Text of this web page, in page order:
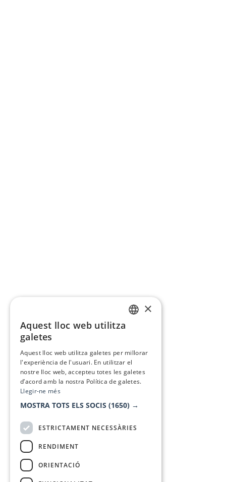
×
Aquest lloc web utilitza
galetes
Aquest lloc web utilitza galetes per millorar
l'experiència de l'usuari. En utilitzar el
nostre lloc web, accepteu totes les galetes
d’acord amb la nostra Política de galetes.
Llegir-ne més
MOSTRA TOTS ELS SOCIS (1650) →
ESTRICTAMENT NECESSÀRIES
RENDIMENT
ORIENTACIÓ